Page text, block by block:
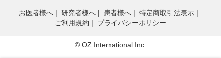
お医者様へ 研究者様へ 患者様へ
特定商取引法表示
ご利用規約
プライバシーポリシー
© OZ International Inc.